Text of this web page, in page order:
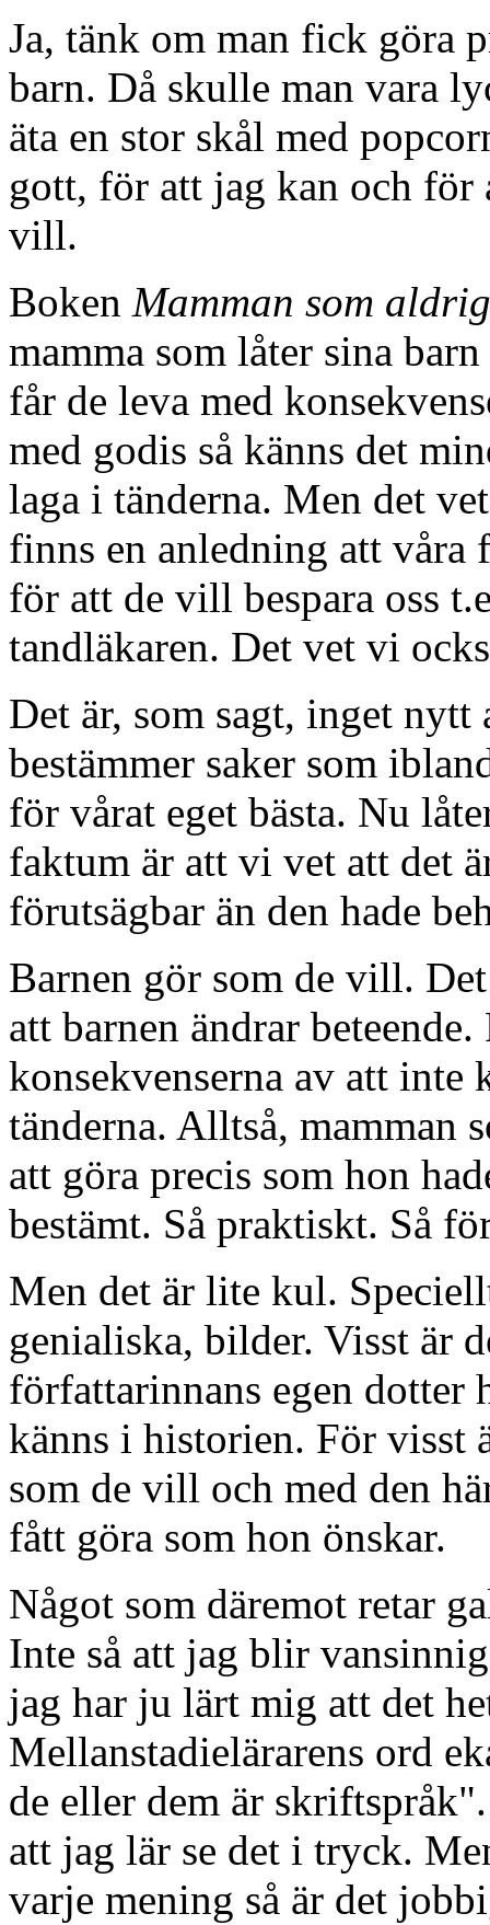
Ja, tänk om man fick göra
barn. Då skulle man vara
äta en stor skål med
gott, för att jag kan och för
vill.
Boken Mamman som
mamma som låter sina
får de leva med
med godis så känns det
laga i tänderna. Men det
finns en anledning att våra
för att de vill bespara oss
tandläkaren. Det vet vi
Det är, som sagt, inget
bestämmer saker som
för vårat eget bästa. Nu
faktum är att vi vet att det
förutsägbar än den hade
Barnen gör som de vill.
att barnen ändrar
konsekvenserna av att inte
tänderna. Alltså, mamman
att göra precis som hon
bestämt. Så praktiskt. Så
Men det är lite kul.
genialiska, bilder. Visst är
författarinnans egen dotter
känns i historien. För visst
som de vill och med den
fått göra som hon önskar.
Något som däremot retar
Inte så att jag blir
jag har ju lärt mig att det
Mellanstadielärarens ord
de eller dem är
att jag lär se det i tryck.
varje mening så är det